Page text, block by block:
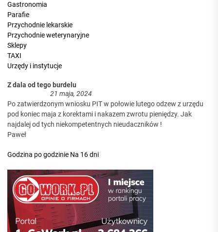
Gastronomia
Parafie
Przychodnie lekarskie
Przychodnie weterynaryjne
Sklepy
TAXI
Urzędy i instytucje
Z dala od tego burdelu
21 maja, 2024
Po zatwierdzonym wniosku PIT w połowie lutego odzew z urzędu
pod koniec maja z korektami i nakazem zwrotu pieniędzy. Jak
najdalej od tych niekompetentnych nieudaczników !
Paweł
Godzina po godzinie Na 16 dni